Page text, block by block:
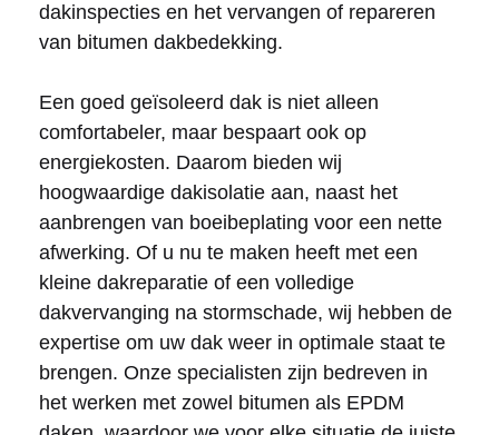
dakinspecties en het vervangen of repareren
van bitumen dakbedekking.
Een goed geïsoleerd dak is niet alleen
comfortabeler, maar bespaart ook op
energiekosten. Daarom bieden wij
hoogwaardige dakisolatie aan, naast het
aanbrengen van boeibeplating voor een nette
afwerking. Of u nu te maken heeft met een
kleine dakreparatie of een volledige
dakvervanging na stormschade, wij hebben de
expertise om uw dak weer in optimale staat te
brengen. Onze specialisten zijn bedreven in
het werken met zowel bitumen als EPDM